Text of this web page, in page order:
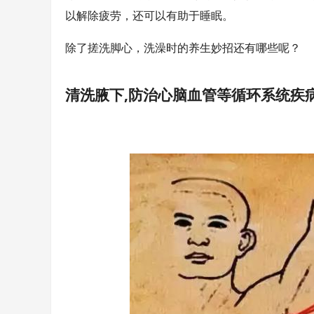
以解除疲劳，还可以有助于睡眠。
除了搓洗脚心，洗澡时的养生妙招还有哪些呢？
清洗腋下,防治心脑血管等循环系统疾